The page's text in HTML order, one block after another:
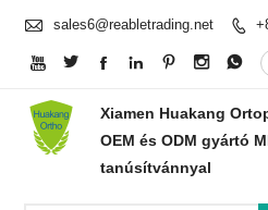
 sales6@reabletrading.net 
      
Xiamen Huakang
OEM és ODM gyártó
tanúsítvánnyal